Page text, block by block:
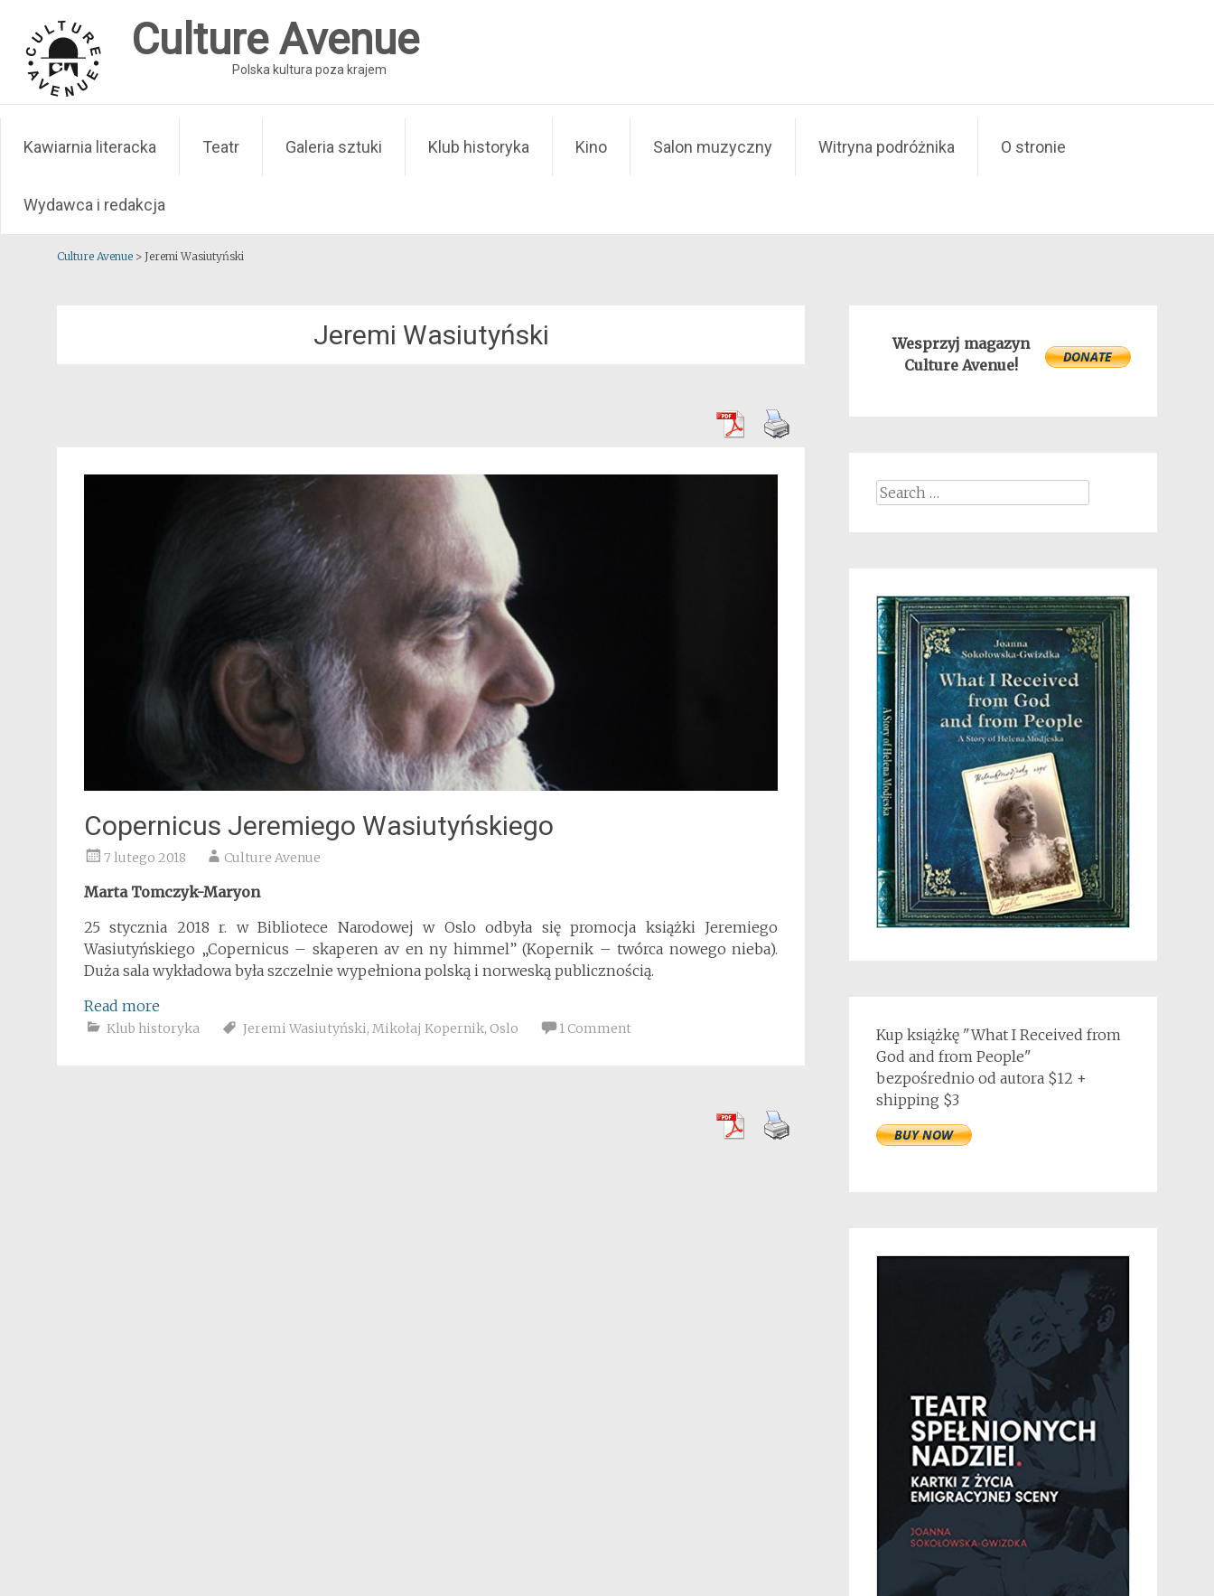
content
Culture Avenue
Polska kultura poza krajem
Kawiarnia literacka Teatr Galeria sztuki Klub historyka Kino Salon muzyczny Witryna podróżnika O stronie
Wydawca i redakcja
Culture Avenue > Jeremi Wasiutyński
Jeremi Wasiutyński
Copernicus Jeremiego Wasiutyńskiego
7 lutego 2018 Culture Avenue
Marta Tomczyk-Maryon
25 stycznia 2018 r. w Bibliotece Narodowej w Oslo odbyła się promocja książki Jeremiego
Wasiutyńskiego „Copernicus – skaperen av en ny himmel” (Kopernik – twórca nowego nieba).
Duża sala wykładowa była szczelnie wypełniona polską i norweską publicznością.
Read more
Klub historyka Jeremi Wasiutyński, Mikołaj Kopernik, Oslo 1 Comment
Wesprzyj magazyn
Culture Avenue!
Search
Kup książkę "What I Received from
God and from People"
bezpośrednio od autora $12 +
shipping $3